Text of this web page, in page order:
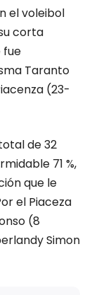
el voleibol
corta
fue
Taranto
(23-
de 32
71 %,
que le
el Piaceza
(8
Simon